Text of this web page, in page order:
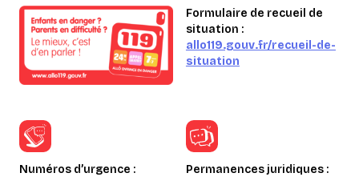
Formulaire de recueil de
situation :
allo119.gouv.fr/recueil-de-
situation
Numéros d’urgence : Permanences juridiques :